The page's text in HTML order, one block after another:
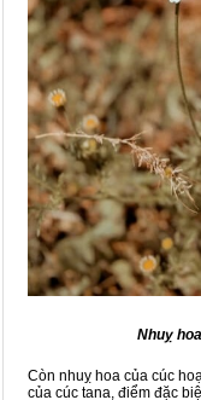
Nhuỵ
Còn nhuỵ hoa của cúc
của cúc tana, điểm đặc